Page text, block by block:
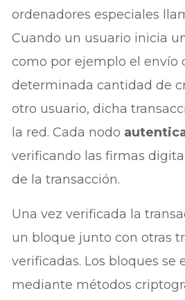
ordenadores especiales
Cuando un usuario inicia
como por ejemplo el envío
determinada cantidad de
otro usuario, dicha
la red. Cada nodo
verificando las firmas
de la transacción.
Una vez verificada la
un bloque junto con otras
verificadas. Los bloques se
mediante métodos